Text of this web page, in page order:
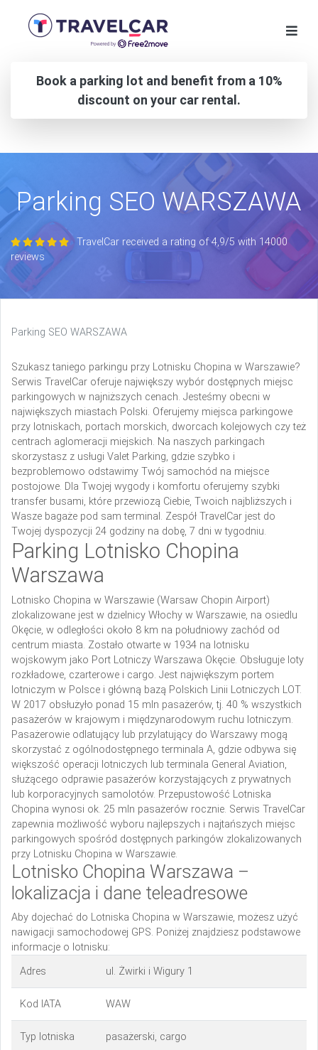
Book a parking lot and benefit from a 10%
discount on your car rental.
Parking SEO WARSZAWA
TravelCar received a rating of 4,9/5 with 14000
reviews
Parking SEO WARSZAWA
Szukasz taniego parkingu przy Lotnisku Chopina w Warszawie?
Serwis TravelCar oferuje największy wybór dostępnych miejsc
parkingowych w najniższych cenach. Jesteśmy obecni w
największych miastach Polski. Oferujemy miejsca parkingowe
przy lotniskach, portach morskich, dworcach kolejowych czy też
centrach aglomeracji miejskich. Na naszych parkingach
skorzystasz z usługi Valet Parking, gdzie szybko i
bezproblemowo odstawimy Twój samochód na miejsce
postojowe. Dla Twojej wygody i komfortu oferujemy szybki
transfer busami, które przewiozą Ciebie, Twoich najbliższych i
Wasze bagaże pod sam terminal. Zespół TravelCar jest do
Twojej dyspozycji 24 godziny na dobę, 7 dni w tygodniu.
Parking Lotnisko Chopina
Warszawa
Lotnisko Chopina w Warszawie (Warsaw Chopin Airport)
zlokalizowane jest w dzielnicy Włochy w Warszawie, na osiedlu
Okęcie, w odległości około 8 km na południowy zachód od
centrum miasta. Zostało otwarte w 1934 na lotnisku
wojskowym jako Port Lotniczy Warszawa Okęcie. Obsługuje loty
rozkładowe, czarterowe i cargo. Jest największym portem
lotniczym w Polsce i główną bazą Polskich Linii Lotniczych LOT.
W 2017 obsłużyło ponad 15 mln pasażerów, tj. 40 % wszystkich
pasażerów w krajowym i międzynarodowym ruchu lotniczym.
Pasażerowie odlatujący lub przylatujący do Warszawy mogą
skorzystać z ogólnodostępnego terminala A, gdzie odbywa się
większość operacji lotniczych lub terminala General Aviation,
służącego odprawie pasażerów korzystających z prywatnych
lub korporacyjnych samolotów. Przepustowość Lotniska
Chopina wynosi ok. 25 mln pasażerów rocznie. Serwis TravelCar
zapewnia możliwość wyboru najlepszych i najtańszych miejsc
parkingowych spośród dostępnych parkingów zlokalizowanych
przy Lotnisku Chopina w Warszawie.
Lotnisko Chopina Warszawa –
lokalizacja i dane teleadresowe
Aby dojechać do Lotniska Chopina w Warszawie, możesz użyć
nawigacji samochodowej GPS. Poniżej znajdziesz podstawowe
informacje o lotnisku:
Adres
ul. Żwirki i Wigury 1
Kod IATA WAW
Typ lotniska pasażerski, cargo